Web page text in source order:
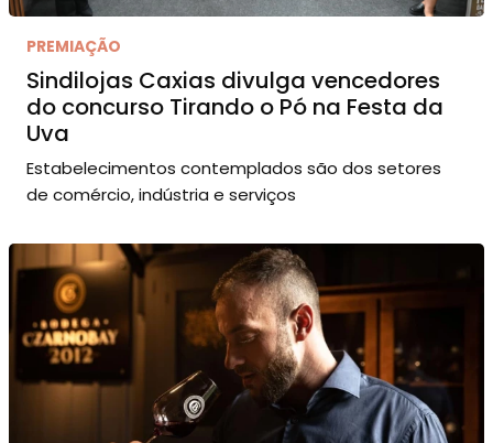
PREMIAÇÃO
Sindilojas Caxias divulga vencedores
do concurso Tirando o Pó na Festa da
Uva
Estabelecimentos contemplados são dos setores
de comércio, indústria e serviços